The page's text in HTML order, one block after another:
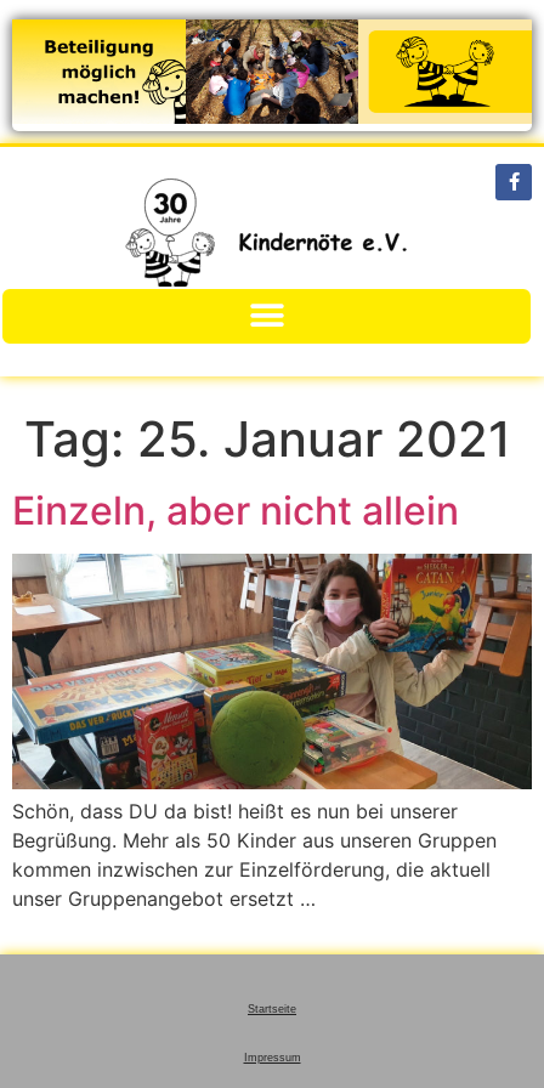
Tag: 25. Januar 2021
Einzeln, aber nicht allein
Schön, dass DU da bist! heißt es nun bei unserer
Begrüßung. Mehr als 50 Kinder aus unseren Gruppen
kommen inzwischen zur Einzelförderung, die aktuell
unser Gruppenangebot ersetzt …
Startseite
Impressum